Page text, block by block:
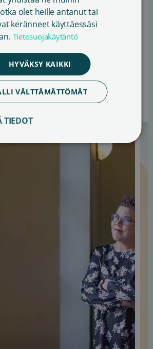
KAIKKI ARTIKKELIT
olet heille antanut tai
keränneet käyttäessäsi
Tietosuojakäytäntö
HYVÄKSY KAIKKI
VÄLTTÄMÄTTÖMÄT
TIEDOT